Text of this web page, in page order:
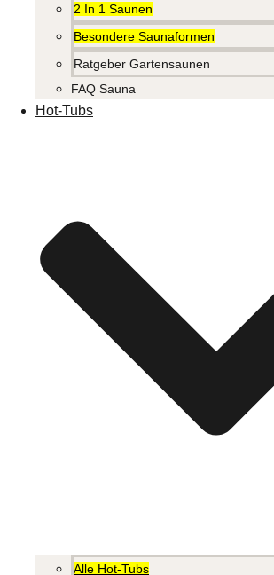
2 In 1 Saunen
Besondere Saunaformen
Ratgeber Gartensaunen
FAQ Sauna
Hot-Tubs
Alle Hot-Tubs